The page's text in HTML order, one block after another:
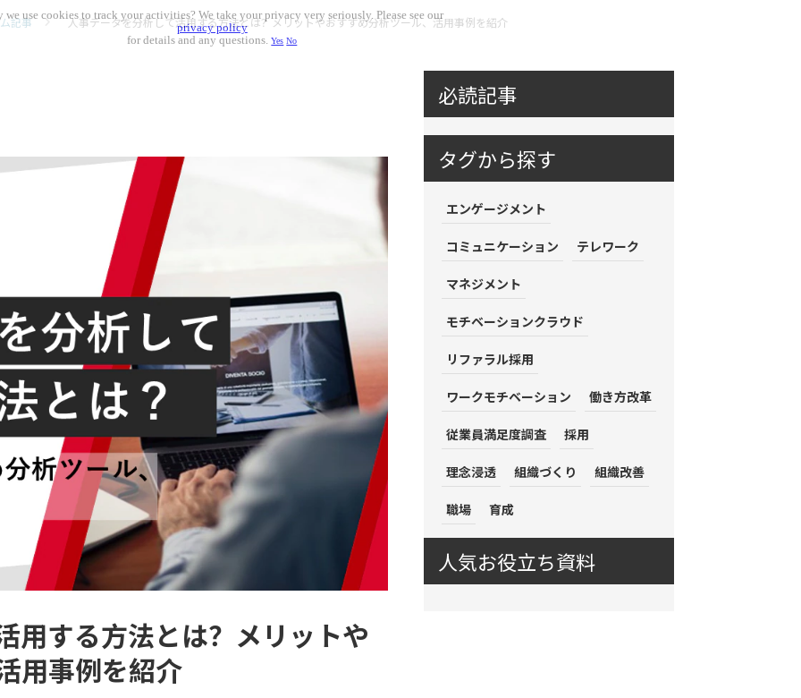
記事 人事データを分析して活用する方法とは？メリットやおすすめ分析ツール、活用事例を紹介
用する方法とは？メリットや
用事例を紹介
必読記事
タグから探す
エンゲージメント
コミュニケーション テレワーク
マネジメント
モチベーションクラウド
リファラル採用
ワークモチベーション 働き方改革
従業員満足度調査 採用
理念浸透 組織づくり 組織改善
職場 育成
人気お役立ち資料
we use cookies to track your activities? We take your privacy very seriously. Please see our
privacy policy
for details and any questions.Yes No